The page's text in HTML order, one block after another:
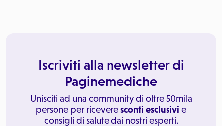
Iscriviti alla newsletter di
Paginemediche
Unisciti ad una community di oltre 50mila
persone per riceveresconti esclusivi e
consigli di salute dai nostri esperti.